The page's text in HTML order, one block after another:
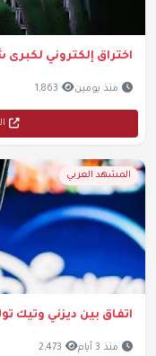
اختراق إلكتروني
منذ يومين 1,863
المشهد العربي
اتفاق بين ديزني
منذ 3 أيام 2,473